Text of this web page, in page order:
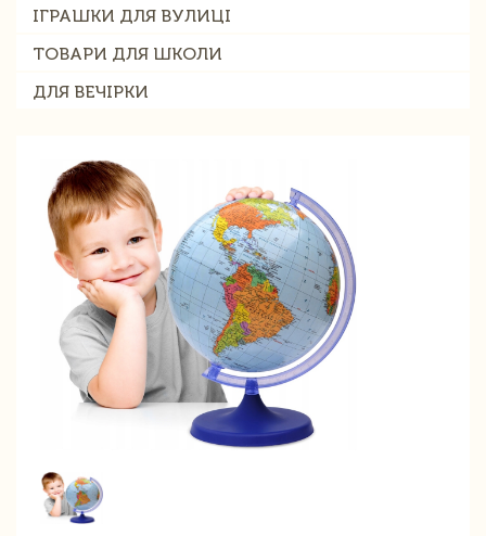
ІГРАШКИ ДЛЯ ВУЛИЦІ
ТОВАРИ ДЛЯ ШКОЛИ
ДЛЯ ВЕЧІРКИ